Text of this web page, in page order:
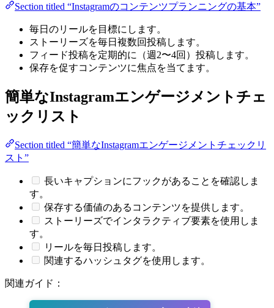
Section titled “Instagramのコンテンツプランニングの基本”
毎日のリールを目標にします。
ストーリーズを毎日複数回投稿します。
フィード投稿を定期的に（週2〜4回）投稿します。
保存を促すコンテンツに焦点を当てます。
簡単なInstagramエンゲージメントチェ
ックリスト
Section titled “簡単なInstagramエンゲージメントチェックリ
スト”
長いキャプションにフックがあることを確認しま
す。
保存する価値のあるコンテンツを提供します。
ストーリーズでインタラクティブ要素を使用しま
す。
リールを毎日投稿します。
関連するハッシュタグを使用します。
関連ガイド：